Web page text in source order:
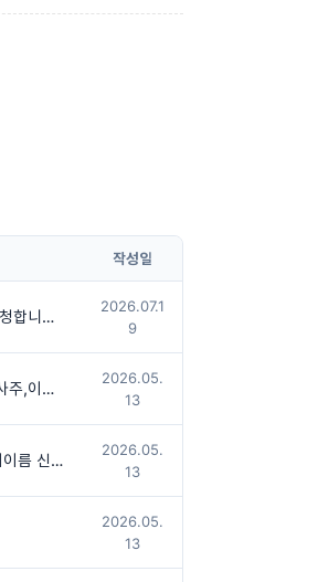
작성일
니다
2026.07.1
9
개명이름 작명(사주,이름상담후 작명진행)
2026.05.
13
신생아작명 아기이름 신청방법
2026.05.
13
2026.05.
13